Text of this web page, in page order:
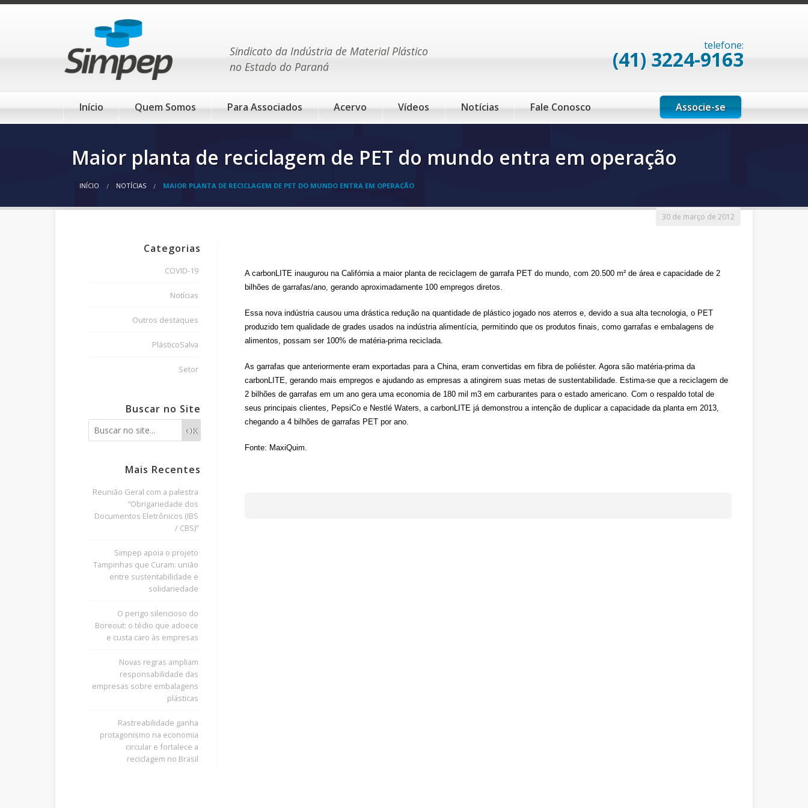
Sindicato da Indústria de Material Plástico
no Estado do Paraná
telefone:
(41) 3224-9163
Início Quem Somos Para Associados Acervo Vídeos Notícias Fale Conosco Associe-se
Maior planta de reciclagem de PET do mundo entra em operação
INÍCIO NOTÍCIAS MAIOR PLANTA DE RECICLAGEM DE PET DO MUNDO ENTRA EM OPERAÇÃO
Categorias
COVID-19
Notícias
Outros destaques
PlásticoSalva
Setor
Buscar no Site
OK
Mais Recentes
Reunião Geral com a palestra
“Obrigariedade dos
Documentos Eletrônicos (IBS
/ CBS)”
Simpep apoia o projeto
Tampinhas que Curam: união
entre sustentabilidade e
solidariedade
O perigo silencioso do
Boreout: o tédio que adoece
e custa caro às empresas
Novas regras ampliam
responsabilidade das
empresas sobre embalagens
plásticas
Rastreabilidade ganha
protagonismo na economia
circular e fortalece a
reciclagem no Brasil
30 de março de 2012
A carbonLITE inaugurou na Califórnia a maior planta de reciclagem de garrafa PET do mundo, com 20.500 m² de área e capacidade de 2
bilhões de garrafas/ano, gerando aproximadamente 100 empregos diretos.
Essa nova indústria causou uma drástica redução na quantidade de plástico jogado nos aterros e, devido a sua alta tecnologia, o PET
produzido tem qualidade de grades usados na indústria alimentícia, permitindo que os produtos finais, como garrafas e embalagens de
alimentos, possam ser 100% de matéria-prima reciclada.
As garrafas que anteriormente eram exportadas para a China, eram convertidas em fibra de poliéster. Agora são matéria-prima da
carbonLITE, gerando mais empregos e ajudando as empresas a atingirem suas metas de sustentabilidade. Estima-se que a reciclagem de
2 bilhões de garrafas em um ano gera uma economia de 180 mil m3 em carburantes para o estado americano. Com o respaldo total de
seus principais clientes, PepsiCo e Nestlé Waters, a carbonLITE já demonstrou a intenção de duplicar a capacidade da planta em 2013,
chegando a 4 bilhões de garrafas PET por ano.
Fonte: MaxiQuim.